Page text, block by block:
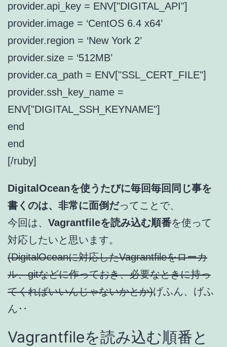
provider.api_key = ENV["DIGITAL_API"]
provider.image = ‘CentOS 6.4 x64’
provider.region = ‘New York 2’
provider.size = ‘512MB’
provider.ca_path = ENV["SSL_CERT_FILE"]
provider.ssh_key_name =
ENV["DIGITAL_SSH_KEYNAME"]
end
end
[/ruby]
DigitalOceanを使うたびに毎回毎回同じ事を
書くのは、非常に面倒だってことで、
今回は、 Vagrantfileを読み込む順番を使って
対応したいと思います。
(DigitalOceanに対応したVagrantfileをローカ
ル、gitなどに作っておき、必要なときに持っ
てくればいいんじゃないかとか)げふん、げふ
ん‥
Vagrantfileを読み込む順番と